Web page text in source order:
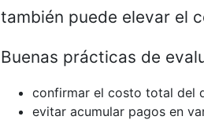
también puede elevar el
Buenas prácticas de
confirmar el costo total del
evitar acumular pagos en